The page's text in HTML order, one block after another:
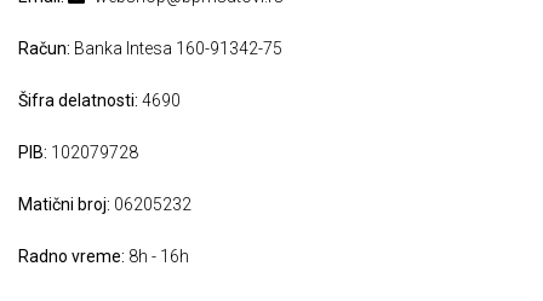
Račun: Banka Intesa 160-91342-75
Šifra delatnosti: 4690
PIB: 102079728
Matični broj: 06205232
Radno vreme: 8h - 16h